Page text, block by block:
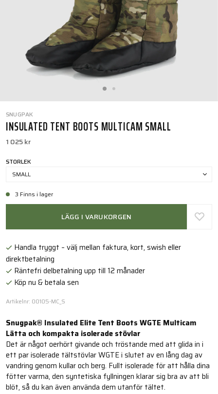
SNUGPAK
INSULATED TENT BOOTS MULTICAM SMALL
1 025 kr
STORLEK
SMALL
3 Finns i lager
LÄGG I VARUKORGEN
Handla tryggt – välj mellan faktura, kort, swish eller
direktbetalning
Räntefri delbetalning upp till 12 månader
Köp nu & betala sen
Artikelnr: 00105-MC_S
Snugpak® Insulated Elite Tent Boots WGTE Multicam
Lätta och kompakta isolerade stövlar
Det är något oerhört givande och tröstande med att glida in i
ett par isolerade tältstövlar WGTE i slutet av en lång dag av
vandring genom kullar och berg. Fullt isolerade för att hålla dina
fötter varma, den syntetiska fyllningen klarar sig bra av att bli
blöt, så du kan även använda dem utanför tältet.